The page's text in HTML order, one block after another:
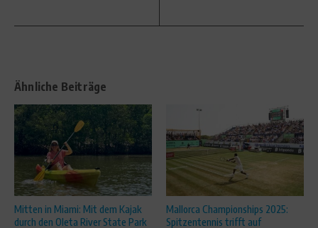
Ähnliche Beiträge
Mitten in Miami: Mit dem Kajak
durch den Oleta River State Park
Mallorca Championships 2025:
Spitzentennis trifft auf